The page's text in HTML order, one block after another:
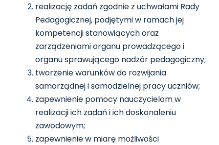
realizację zadań zgodnie z uchwałami Rady
Pedagogicznej, podjętymi w ramach jej
kompetencji stanowiących oraz
zarządzeniami organu prowadzącego i
organu sprawującego nadzór pedagogiczny;
tworzenie warunków do rozwijania
samorządnej i samodzielnej pracy uczniów;
zapewnienie pomocy nauczycielom w
realizacji ich zadań i ich doskonaleniu
zawodowym;
zapewnienie w miarę możliwości